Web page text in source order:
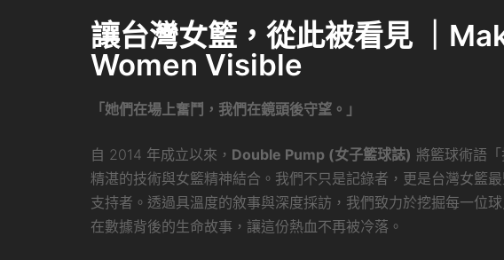
讓台灣女籃，從此被看見 ｜
Women Visible
「她們在場上奮鬥，我們在鏡頭後守望。」
自 2014 年成立以來， Double Pump (女子籃球誌) 將籃球術語「
精湛的技術與女籃精神結合。我們不只是記錄者，更是台灣女籃
支持者。透過具溫度的敘事與深度採訪，我們致力於挖掘每一位
在數據背後的生命故事，讓這份熱血不再被冷落。